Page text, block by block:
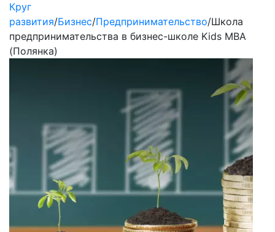
Круг
развития/Бизнес/Предпринимательство/Школа
предпринимательства в бизнес-школе Kids MBA
(Полянка)